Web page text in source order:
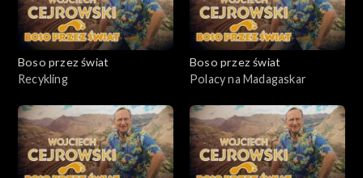
Boso przez świat
Recykling
Boso przez świat
Polacy na Madagaskar